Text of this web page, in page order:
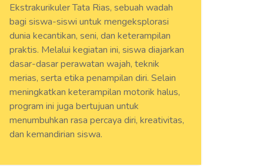
Ekstrakurikuler Tata Rias, sebuah wadah
bagi siswa-siswi untuk mengeksplorasi
dunia kecantikan, seni, dan keterampilan
praktis. Melalui kegiatan ini, siswa diajarkan
dasar-dasar perawatan wajah, teknik
merias, serta etika penampilan diri. Selain
meningkatkan keterampilan motorik halus,
program ini juga bertujuan untuk
menumbuhkan rasa percaya diri, kreativitas,
dan kemandirian siswa.